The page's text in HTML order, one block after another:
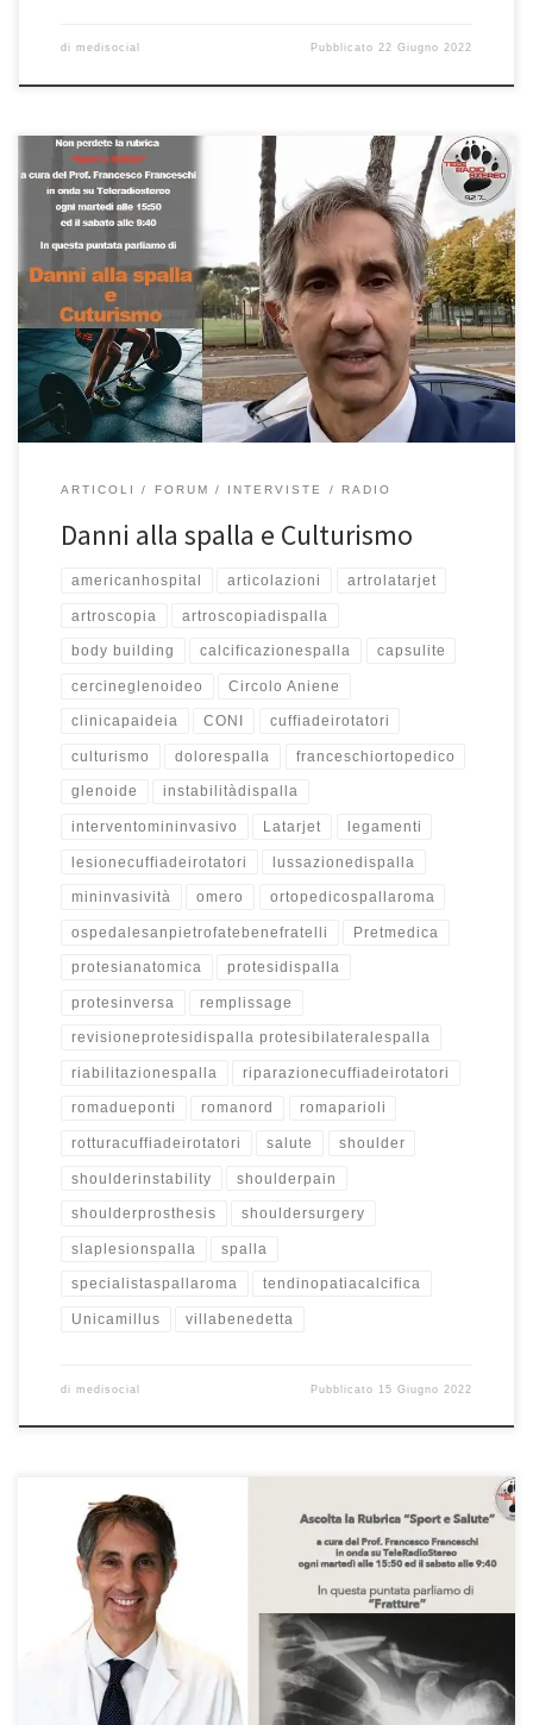
di medisocial Pubblicato22 Giugno 2022
Danni alla spalla e Culturismo. “Sport e Salute” dell’14/6/2022
Rubrica radiofonica di informazione medico-scientifica a cura del
Prof. Francesco Franceschi ortopedico spalla, ginocchio e anca a
Roma, primario di ortopedia e traumatologia dell’ospedale San
Pietro Fatebenefratelli di Roma. Oggi abbiamo parlato dei danni
alla spalla che possono derivare da sport […]
ARTICOLI FORUM INTERVISTE RADIO
Danni alla spalla e Culturismo
americanhospital articolazioni artrolatarjet
artroscopia artroscopiadispalla
body building calcificazionespalla capsulite
cercineglenoideo Circolo Aniene
clinicapaideia CONI cuffiadeirotatori
culturismo dolorespalla franceschiortopedico
glenoide instabilitàdispalla
interventomininvasivo Latarjet legamenti
lesionecuffiadeirotatori lussazionedispalla
mininvasività omero ortopedicospallaroma
ospedalesanpietrofatebenefratelli Pretmedica
protesianatomica protesidispalla
protesinversa remplissage
revisioneprotesidispalla protesibilateralespalla
riabilitazionespalla riparazionecuffiadeirotatori
romadueponti romanord romaparioli
rotturacuffiadeirotatori salute shoulder
shoulderinstability shoulderpain
shoulderprosthesis shouldersurgery
slaplesionspalla spalla
specialistaspallaroma tendinopatiacalcifica
Unicamillus villabenedetta
di medisocial Pubblicato 15 Giugno 2022
Le fratture – Prof. Francesco Franceschi chirurgo ortopedico spalla,
ginocchio e anca a Roma – Intervista “Sport e Salute” su
Teleradiostereo del 27/12/2021. Se avete perso l’intervista alla
radio, potete riascoltarla qui. È sempre un grande piacere, come
ogni martedì con il sottoscritto, ma il Professore torna anche il
sabato […]